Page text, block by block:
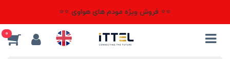
⭐⭐ فروش ویژه مودم های هواوی ⭐⭐
0